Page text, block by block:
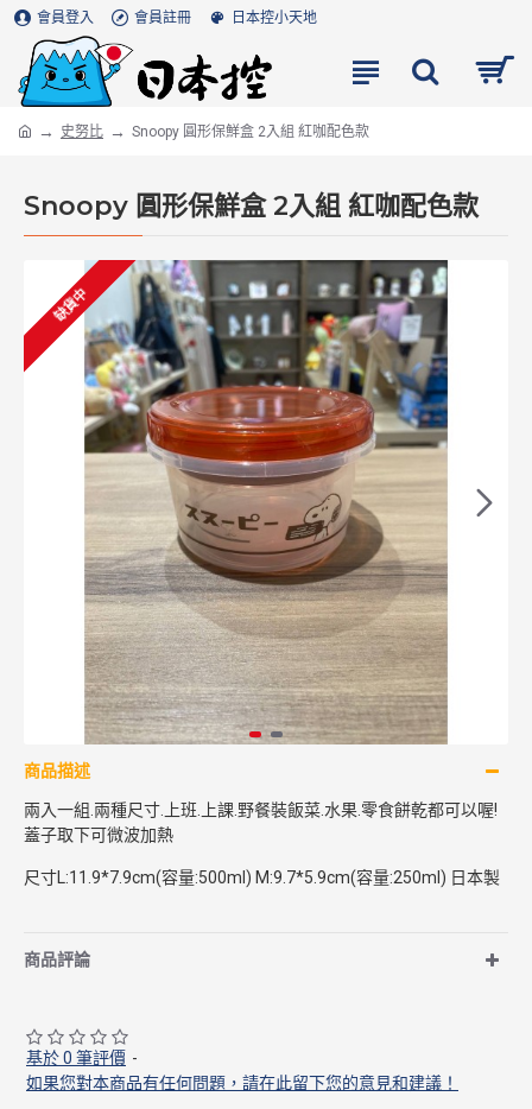
會員登入 會員註冊 日本控小天地
史努比 Snoopy 圓形保鮮盒 2入組 紅咖配色款
Snoopy 圓形保鮮盒 2入組 紅咖配色款
缺貨中
商品描述
兩入一組.兩種尺寸.上班.上課.野餐裝飯菜.水果.零食餅乾都可以喔!
蓋子取下可微波加熱
尺寸L:11.9*7.9cm(容量:500ml) M:9.7*5.9cm(容量:250ml) 日本製
商品評論
基於 0 筆評價 -
如果您對本商品有任何問題，請在此留下您的意見和建議！